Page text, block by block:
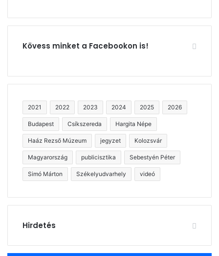
Kövess minket a Facebookon is!
2021 2022 2023 2024 2025 2026
Budapest Csíkszereda Hargita Népe
Haáz Rezső Múzeum jegyzet Kolozsvár
Magyarország publicisztika Sebestyén Péter
Simó Márton Székelyudvarhely videó
Hirdetés